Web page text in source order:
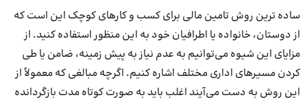
ساده ترین روش تامین مالی برای کسب و کارهای کوچک این است که
از دوستان، خانواده یا اطرافیان خود به این منظور استفاده کنید. از
مزایای این شیوه می‌توانیم به عدم نیاز به پیش زمینه، ضامن یا طی
کردن مسیرهای اداری مختلف اشاره کنیم. اگرچه مبالغی که معمولاً از
این روش به دست می‌آیند اغلب باید به صورت کوتاه مدت بازگردانده